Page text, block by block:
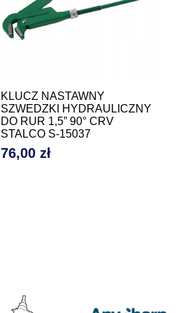
KLUCZ NASTAWNY
SZWEDZKI HYDRAULICZNY
DO RUR 1,5” 90° CRV
STALCO S-15037
Cena
76,00 zł